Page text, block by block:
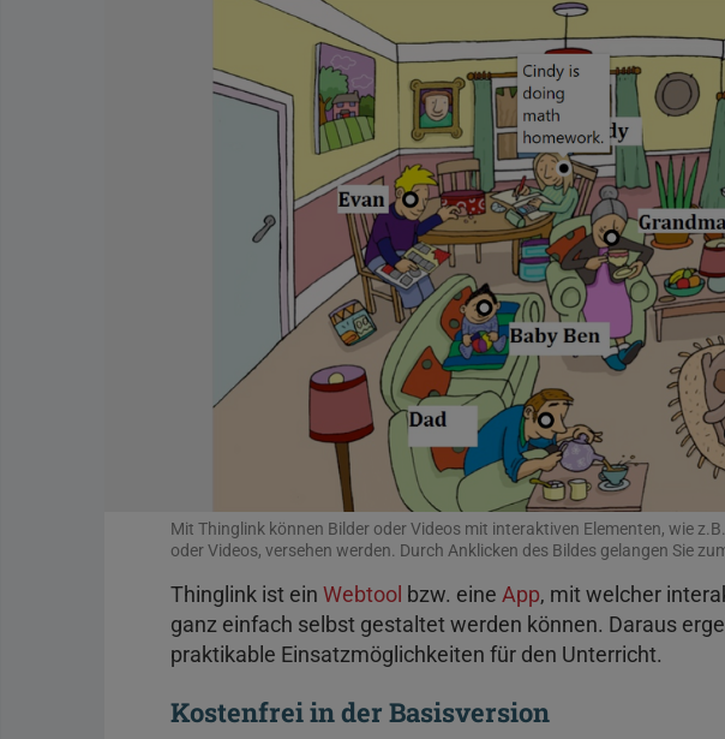
Mit Thinglink können Bilder oder Videos mit interaktiven Elementen, wie
oder Videos, versehen werden. Durch Anklicken des Bildes gelangen Sie
Thinglink ist ein Webtool bzw. eine App, mit welcher
ganz einfach selbst gestaltet werden können. Daraus
praktikable Einsatzmöglichkeiten für den Unterricht.
Kostenfrei in der Basisversion